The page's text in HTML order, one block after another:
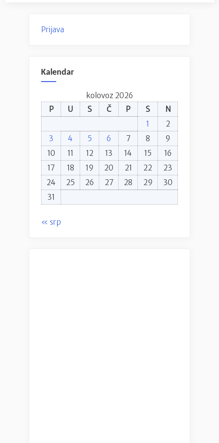
Prijava
Kalendar
kolovoz 2026
P
U S Č P S
N
1
2
3
4 5 6 7 8
9
10
11 12 13 14 15
16
17
18 19 20 21 22
23
24
25 26 27 28 29
30
31
« srp